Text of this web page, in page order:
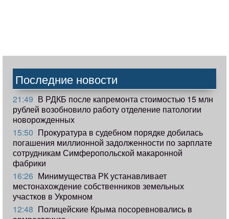
Последние новости
21:49 В РДКБ после капремонта стоимостью 15 млн
рублей возобновило работу отделение патологии
новорожденных
15:50 Прокуратура в судебном порядке добилась
погашения миллионной задолженности по зарплате
сотрудникам Симферопольской макаронной
фабрики
16:26 Минимущества РК устанавливает
местонахождение собственников земельных
участков в Укромном
12:48 Полицейские Крыма посоревновались в